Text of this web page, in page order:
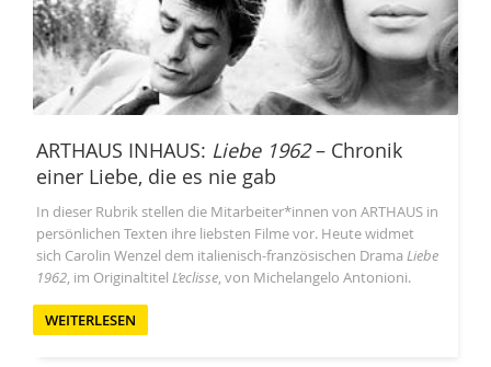
ARTHAUS INHAUS: Liebe 1962– Chronik
einer Liebe, die es nie gab
In dieser Rubrik stellen die Mitarbeiter*innen von ARTHAUS in
persönlichen Texten ihre liebsten Filme vor. Heute widmet
sich Carolin Wenzel dem italienisch-französischen Drama Liebe
1962, im Originaltitel L’eclisse, von Michelangelo Antonioni.
WEITERLESEN